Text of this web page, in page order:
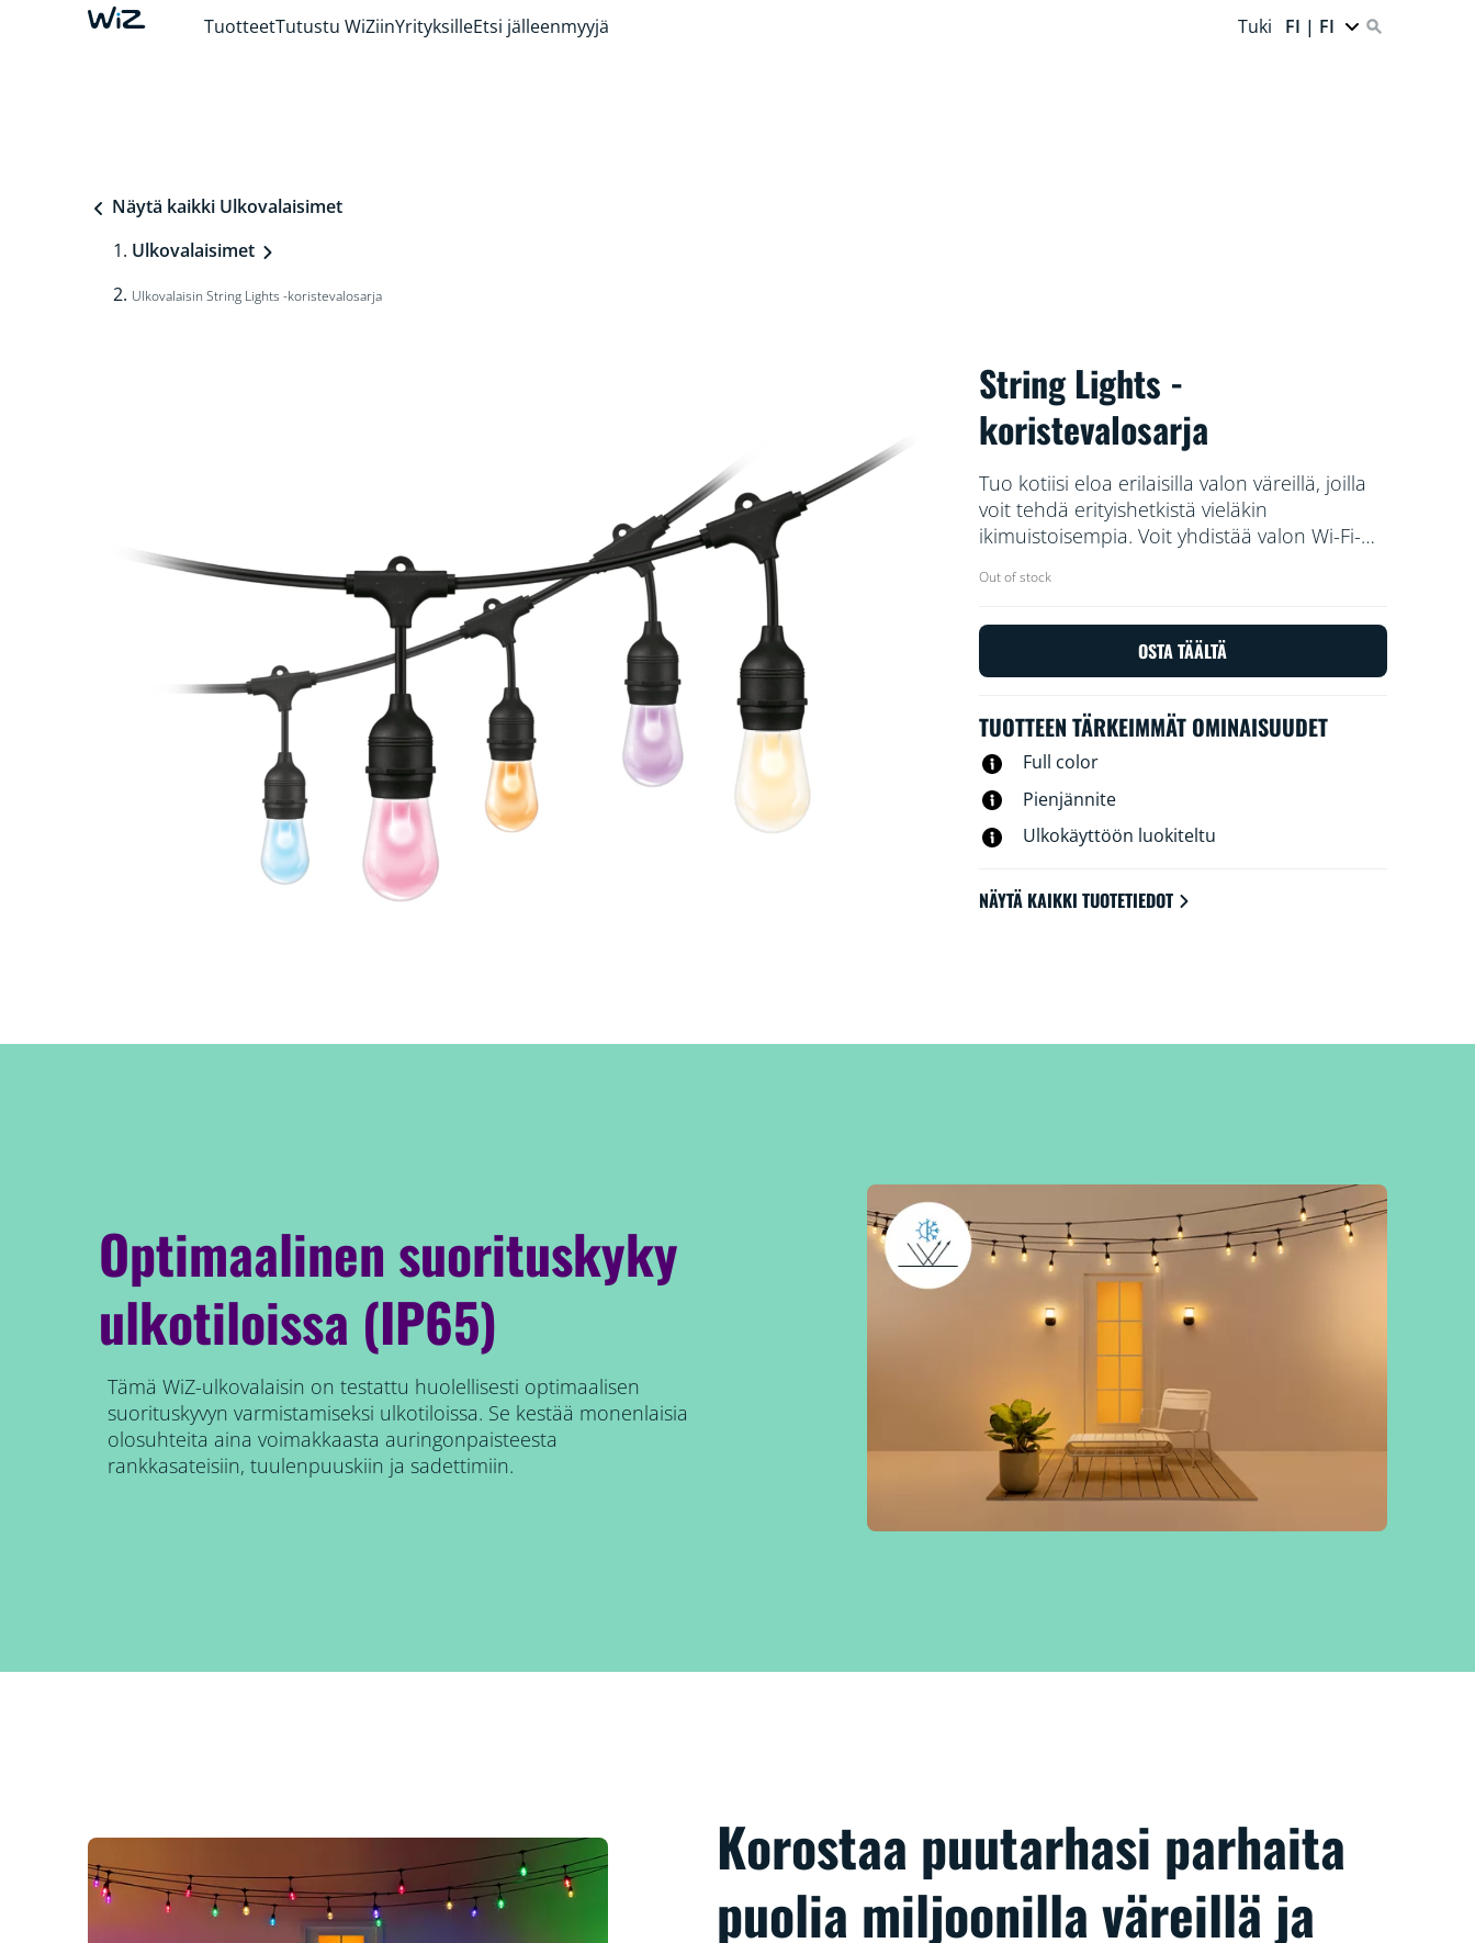
TuotteetTutustu WiZiinYrityksilleEtsi jälleenmyyjä Tuki FI | FI
Näytä kaikki Ulkovalaisimet
Ulkovalaisimet
Ulkovalaisin String Lights -koristevalosarja
String Lights -
koristevalosarja
Tuo kotiisi eloa erilaisilla valon väreillä, joilla
voit tehdä erityishetkistä vieläkin
ikimuistoisempia. Voit yhdistää valon Wi-Fi-
puhekomennoilla.
Out of stock
OSTA TÄÄLTÄ
TUOTTEEN TÄRKEIMMÄT OMINAISUUDET
Full color
Pienjännite
Ulkokäyttöön luokiteltu
NÄYTÄ KAIKKI TUOTETIEDOT
Optimaalinen suorituskyky
ulkotiloissa (IP65)
Tämä WiZ-ulkovalaisin on testattu huolellisesti optimaalisen
suorituskyvyn varmistamiseksi ulkotiloissa. Se kestää monenlaisia
olosuhteita aina voimakkaasta auringonpaisteesta
rankkasateisiin, tuulenpuuskiin ja sadettimiin.
Korostaa puutarhasi parhaita
puolia miljoonilla väreillä ja